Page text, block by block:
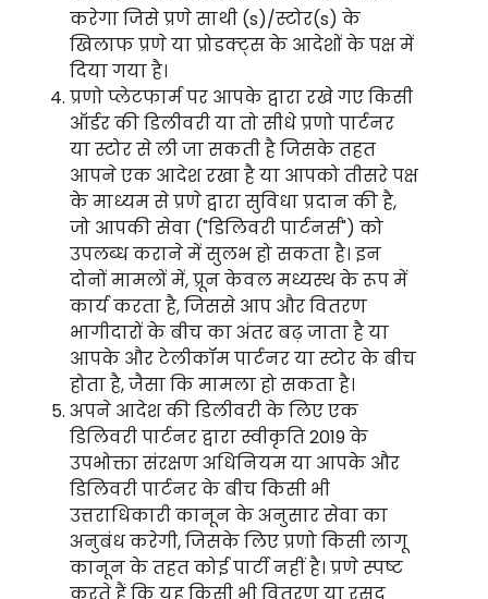
करेगा जिसे प्रणे साथी (s)/स्टोर(s) के
खिलाफ प्रणे या प्रोडक्ट्स के आदेशों के पक्ष में
दिया गया है।
प्रणो प्लेटफार्म पर आपके द्वारा रखे गए किसी
ऑर्डर की डिलीवरी या तो सीधे प्रणो पार्टनर
या स्टोर से ली जा सकती है जिसके तहत
आपने एक आदेश रखा है या आपको तीसरे पक्ष
के माध्यम से प्रणे द्वारा सुविधा प्रदान की है,
जो आपकी सेवा ("डिलिवरी पार्टनर्स") को
उपलब्ध कराने में सुलभ हो सकता है। इन
दोनों मामलों में, प्रून केवल मध्यस्थ के रूप में
कार्य करता है, जिससे आप और वितरण
भागीदारों के बीच का अंतर बढ़ जाता है या
आपके और टेलीकॉम पार्टनर या स्टोर के बीच
होता है, जैसा कि मामला हो सकता है।
अपने आदेश की डिलीवरी के लिए एक
डिलिवरी पार्टनर द्वारा स्वीकृति 2019 के
उपभोक्ता संरक्षण अधिनियम या आपके और
डिलिवरी पार्टनर के बीच किसी भी
उत्तराधिकारी कानून के अनुसार सेवा का
अनुबंध करेगी, जिसके लिए प्रणो किसी लागू
कानून के तहत कोई पार्टी नहीं है। प्रणे स्पष्ट